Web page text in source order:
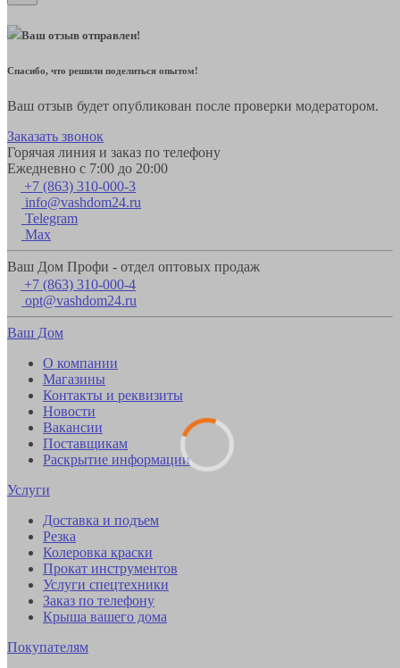
Ваш отзыв отправлен!
Спасибо, что решили поделиться опытом!
Ваш отзыв будет опубликован после проверки модератором.
Заказать звонок
Горячая линия и заказ по телефону
Ежедневно с 7:00 до 20:00
+7 (863) 310-000-3
info@vashdom24.ru
Telegram
Max
Ваш Дом Профи - отдел оптовых продаж
+7 (863) 310-000-4
opt@vashdom24.ru
Ваш Дом
О компании
Магазины
Контакты и реквизиты
Новости
Вакансии
Поставщикам
Раскрытие информации
Услуги
Доставка и подъем
Резка
Колеровка краски
Прокат инструментов
Услуги спецтехники
Заказ по телефону
Крыша вашего дома
Покупателям